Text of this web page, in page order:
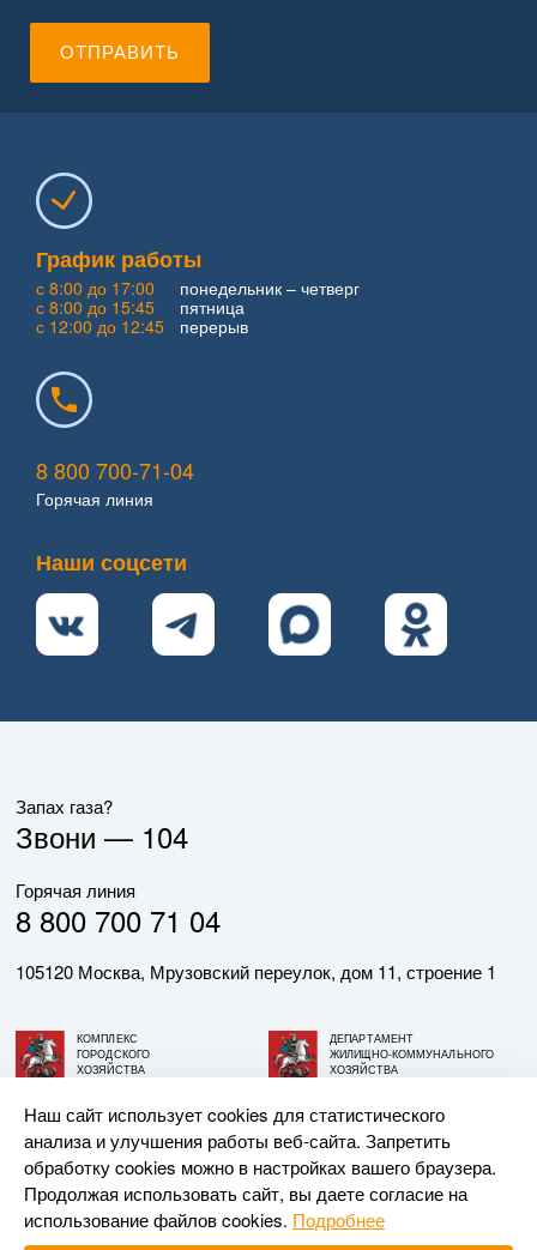
График работы
с 8:00 до 17:00
понедельник – четверг
с 8:00 до 15:45
пятница
с 12:00 до 12:45
перерыв
8 800 700-71-04
Горячая линия
Наши соцсети
Запах газа?
Звони — 104
Горячая линия
8 800 700 71 04
105120 Москва, Мрузовский переулок, дом 11, строение 1
КОМПЛЕКС
ГОРОДСКОГО
ХОЗЯЙСТВА
ДЕПАРТАМЕНТ
ЖИЛИЩНО-КОММУНАЛЬНОГО
ХОЗЯЙСТВА
© АО «МОСГАЗ», 2026. При использовании материалов
ссылка на сайт обязательна.
Разработка и поддержка —Upriver
Наш сайт использует cookies для статистического
анализа и улучшения работы веб-сайта. Запретить
обработку cookies можно в настройках вашего браузера.
Продолжая использовать сайт, вы даете согласие на
использование файлов cookies. Подробнее